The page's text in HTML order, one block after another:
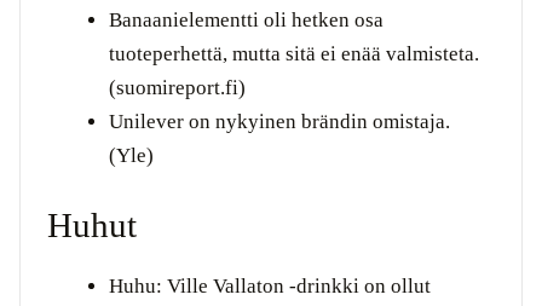
Banaanielementti oli hetken osa
tuoteperhettä, mutta sitä ei enää valmisteta.
(suomireport.fi)
Unilever on nykyinen brändin omistaja.
(Yle)
Huhut
Huhu: Ville Vallaton -drinkki on ollut